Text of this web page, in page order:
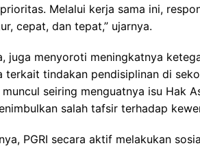
Melalui kerja sama ini,
cepat, dan tepat,” ujarnya.
juga menyoroti meningkatnya
terkait tindakan pendisiplinan di
seiring menguatnya isu Hak
salah tafsir terhadap
PGRI secara aktif melakukan